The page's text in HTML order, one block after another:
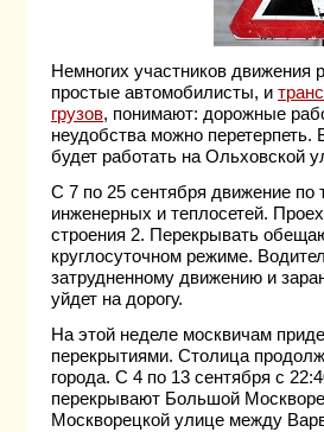
Немногих участников движения
простые автомобилисты, и
грузов, понимают: дорожные
неудобства можно
будет работать на Ольховской
С 7 по 25 сентября движение по
инженерных и теплосетей.
строения 2. Перекрывать
круглосуточном режиме.
затрудненному движению и
уйдет на дорогу.
На этой неделе москвичам
перекрытиями. Столица
города. С 4 по 13 сентября с
перекрывают Большой
Москворецкой улице между